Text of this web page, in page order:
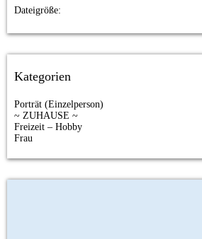
Dateigröße
Kategorien
Porträt (Einzelperson)
~ ZUHAUSE ~
Freizeit – Hobby
Frau